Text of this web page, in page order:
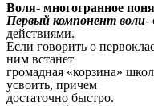
Воля- многогранное
Первый компонент воли-
действиями.
Если говорить о
ним встанет
громадная «корзина»
усвоить, причем
достаточно быстро.